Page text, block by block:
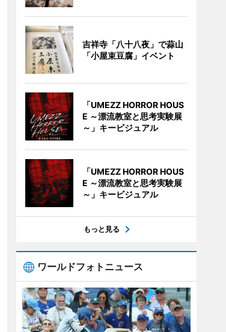
吉祥寺「八十八夜」で蒜山
「小屋束豆腐」イベント
「UMEZZ HORROR HOUS
E ～漂流教室と思考実験展
～」キービジュアル
「UMEZZ HORROR HOUS
E ～漂流教室と思考実験展
～」キービジュアル
もっと見る
ワールドフォトニュース